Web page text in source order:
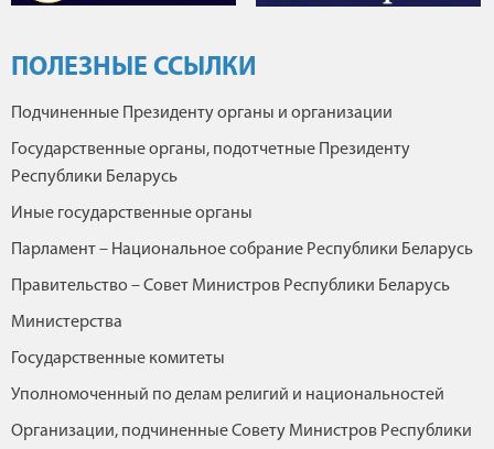
ПОЛЕЗНЫЕ ССЫЛКИ
Подчиненные Президенту органы и организации
Государственные органы, подотчетные Президенту
Республики Беларусь
Иные государственные органы
Парламент – Национальное собрание Республики Беларусь
Правительство – Совет Министров Республики Беларусь
Министерства
Государственные комитеты
Уполномоченный по делам религий и национальностей
Организации, подчиненные Совету Министров Республики